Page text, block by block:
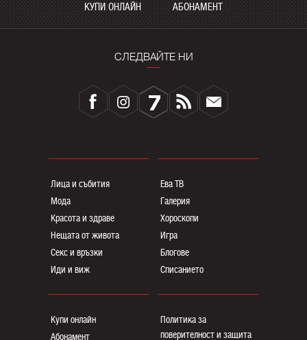
КУПИ ОНЛАЙН АБОНАМЕНТ
СЛЕДВАЙТЕ НИ
Лица и събития
Мода
Красота и здраве
Нещата от живота
Секс и връзки
Иди и виж
Ева ТВ
Галерия
Хороскопи
Игра
Блогoве
Списанието
Купи онлайн
Абонамент
Политика за
поверителност и защита